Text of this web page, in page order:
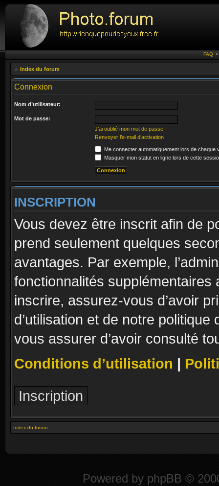
FAQ
Index du forum
Connexion
Nom d’utilisateur:
Mot de passe:
J’ai oublié mon mot de passe
Renvoyer l’e-mail d’activation
Me connecter automatiquement lors de chaque
Masquer mon statut en ligne lors de cette
INSCRIPTION
Vous devez être inscrit afin de
prend seulement quelques
avantages. Par exemple,
fonctionnalités
inscrire, assurez-vous d’avoir
d’utilisation et de notre
vous assurer d’avoir consulté
Conditions d’utilisation |
Inscription
Index du forum
Powered by phpBB ©